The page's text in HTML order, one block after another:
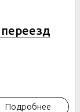
Подробнее